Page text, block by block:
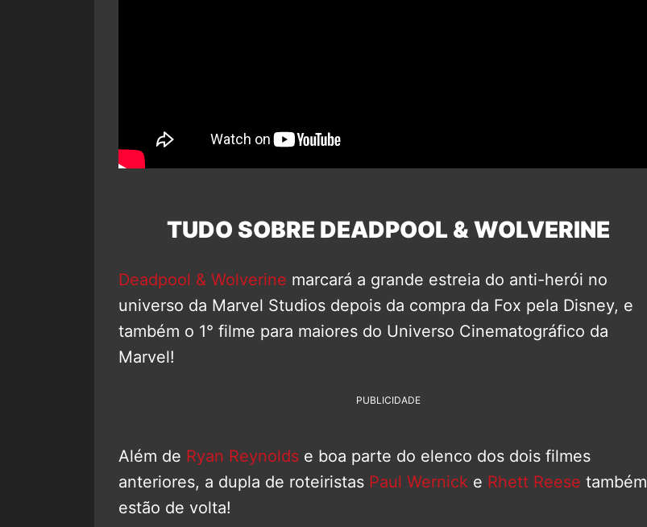
TUDO SOBRE DEADPOOL & WOLVERINE
Deadpool & Wolverine marcará a grande estreia do anti-herói no
universo da Marvel Studios depois da compra da Fox pela Disney, e
também o 1° filme para maiores do Universo Cinematográfico da
Marvel!
PUBLICIDADE
Além de Ryan Reynolds e boa parte do elenco dos dois filmes
anteriores, a dupla de roteiristas Paul Wernick e Rhett Reese também
estão de volta!